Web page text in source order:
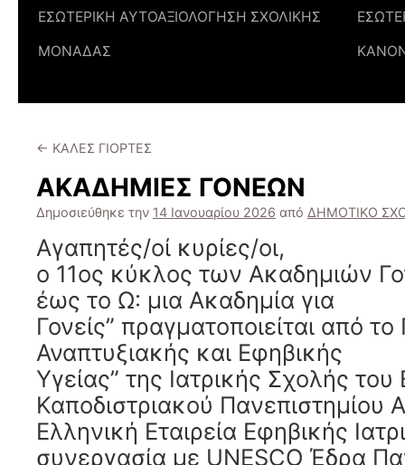
ΕΣΩΤΕΡΙΚΗ ΑΥΤΟΑΞΙΟΛΟΓΗΣΗ ΣΧΟΛΙΚΗΣ
ΜΟΝΑΔΑΣ
← ΚΑΛΕΣ ΓΙΟΡΤΕΣ
ΑΚΑΔΗΜΙΕΣ ΓΟΝΕΩΝ
Δημοσιεύθηκε την 14 Ιανουαρίου 2026 από ΔΗΜΟΤΙΚΟ
Aγαπητές/οί κυρίες/οι,
ο 11ος κύκλος των Ακαδημιών
έως το Ω: μια Ακαδημία για
Γονείς” πραγματοποιείται από
Αναπτυξιακής και Εφηβικής
Υγείας” της Ιατρικής Σχολής του
Καποδιστριακού Πανεπιστημίου
Ελληνική Εταιρεία Εφηβικής
συνεργασία με UNESCO Έδρα